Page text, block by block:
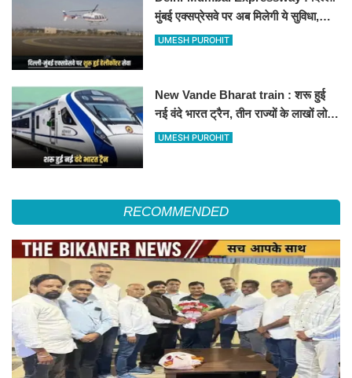
मुंबई एक्सप्रेसवे पर अब मिलेगी ये सुविधा,
हेलीकॉप्टर सर्विस से तुरंत घायल पहुंचेगा
UMESH PUROHIT
New Vande Bharat train : शरू हुई
नई वंदे भारत ट्रैन, तीन राज्यों के लाखों लोगों
का सफर होगा आसान, देखें पूरा रूटमैप
UMESH PUROHIT
RECOMMENDED